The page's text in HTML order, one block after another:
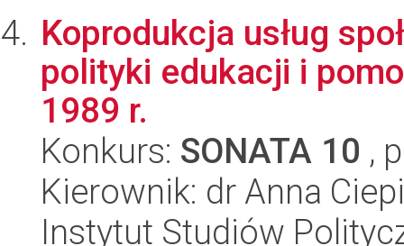
Koprodukcja usług
polityki edukacji i
1989 r.
Konkurs: SONATA 10 ,
Kierownik: dr Anna
Instytut Studiów